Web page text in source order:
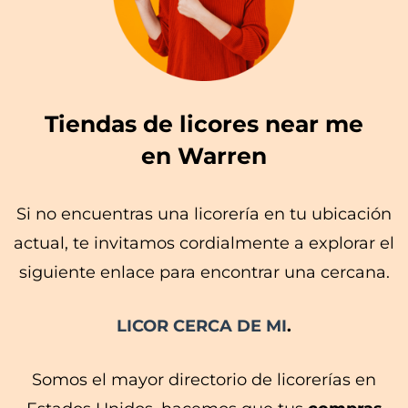
Tiendas de licores near me
en Warren
Si no encuentras una licorería en tu ubicación
actual, te invitamos cordialmente a explorar el
siguiente enlace para encontrar una cercana.
LICOR CERCA DE MI.
Somos el mayor directorio de licorerías en